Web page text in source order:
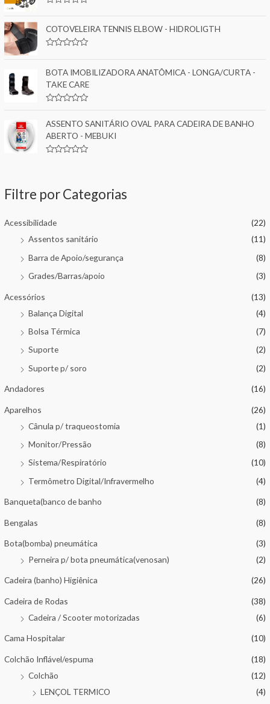
t
o
f
t
e
d
t
o
f
5
COTOVELEIRA TENNIS ELBOW - HIDROLIGTH
t
e
d
0
o
o
f
5
BOTA IMOBILIZADORA ANATÔMICA - LONGA/CURTA -
TAKE CARE
t
e
d
0
5
ASSENTO SANITÁRIO OVAL PARA CADEIRA DE BANHO
ABERTO - MEBUKI
d
0
t
f
Filtre por Categorias
Acessibilidade
(22)
Assentos sanitário
(11)
Barra de Apoio/segurança
(8)
Grades/Barras/apoio
(3)
Acessórios
(13)
Balança Digital
(4)
Bolsa Térmica
(7)
Suporte
(2)
Suporte p/ soro
(2)
Andadores (16)
Aparelhos
(26)
Cânula p/ traqueostomia
(1)
Monitor/Pressão
(8)
Sistema/Respiratório
(10)
Termômetro Digital/Infravermelho
(4)
Banqueta(banco de banho (8)
Bengalas (8)
Bota(bomba) pneumática
(3)
Perneira p/ bota pneumática(venosan)
(2)
Cadeira (banho) Higiênica (26)
Cadeira de Rodas
(38)
Cadeira / Scooter motorizadas
(6)
Cama Hospitalar (10)
Colchão Inflável/espuma
(18)
Colchão
(12)
LENÇOL TERMICO
(4)